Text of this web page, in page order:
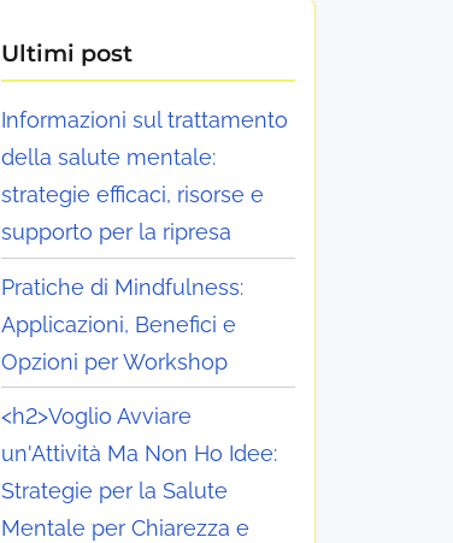
Ultimi post
Informazioni sul trattamento
della salute mentale:
strategie efficaci, risorse e
supporto per la ripresa
Pratiche di Mindfulness:
Applicazioni, Benefici e
Opzioni per Workshop
<h2>Voglio Avviare
un'Attività Ma Non Ho Idee:
Strategie per la Salute
Mentale per Chiarezza e